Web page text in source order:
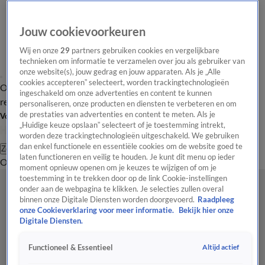
Overzicht Laatste nieuws Regionieuws Het beste van Hart
Tip de
redactie
Volg Hart van Nederland
Zoeken
OverzichtRegioUitzendingenWeerTip de redactiePanelVideo's
Jouw cookievoorkeuren
Wij en onze29 partners gebruiken cookies en vergelijkbare
technieken om informatie te verzamelen over jou als gebruiker van
onze website(s), jouw gedrag en jouw apparaten. Als je „Alle
cookies accepteren” selecteert, worden trackingtechnologieën
ingeschakeld om onze advertenties en content te kunnen
personaliseren, onze producten en diensten te verbeteren en om
de prestaties van advertenties en content te meten. Als je
„Huidige keuze opslaan” selecteert of je toestemming intrekt,
worden deze trackingtechnologieën uitgeschakeld. We gebruiken
dan enkel functionele en essentiële cookies om de website goed te
laten functioneren en veilig te houden. Je kunt dit menu op ieder
moment opnieuw openen om je keuzes te wijzigen of om je
toestemming in te trekken door op de link Cookie-instellingen
onder aan de webpagina te klikken. Je selecties zullen overal
binnen onze Digitale Diensten worden doorgevoerd. Raadpleeg
onze Cookieverklaring voor meer informatie.
Bekijk hier onze
Digitale Diensten.
Functioneel & Essentieel Altijd actief